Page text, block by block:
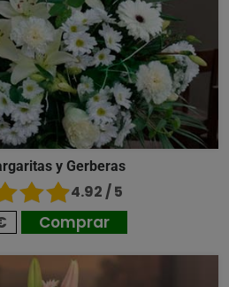
y Gerberas
4.92 / 5
Comprar